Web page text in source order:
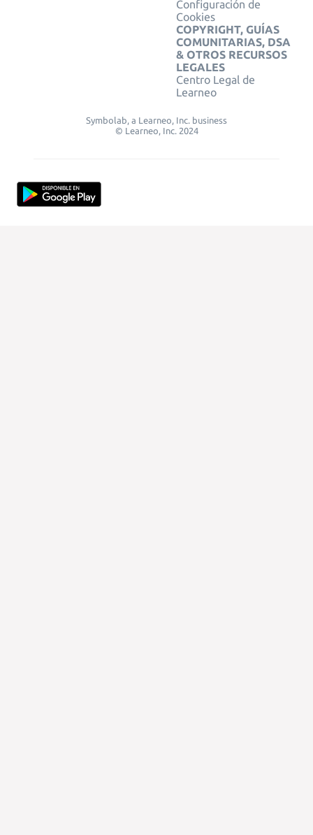
Configuración de
Cookies
COPYRIGHT, GUÍAS
COMUNITARIAS, DSA
& OTROS RECURSOS
LEGALES
Centro Legal de
Learneo
Symbolab, a Learneo, Inc. business
© Learneo, Inc. 2024